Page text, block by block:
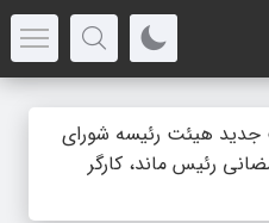
جدید هیئت رئیسه شورای
رئیس ماند، کارگر